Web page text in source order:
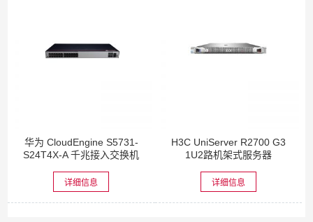
华为 CloudEngine S5731-
S24T4X-A 千兆接入交换机
详细信息
H3C UniServer R2700 G3
1U2路机架式服务器
详细信息